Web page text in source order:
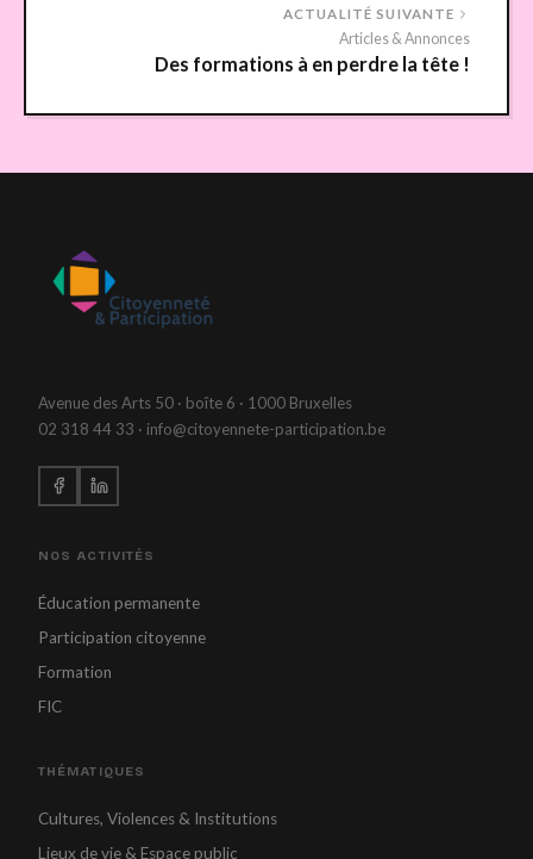
ACTUALITÉ SUIVANTE
Articles & Annonces
Des formations à en perdre la tête !
Avenue des Arts 50 · boîte 6 · 1000 Bruxelles
02 318 44 33 · info@citoyennete-participation.be
NOS ACTIVITÉS
Éducation permanente
Participation citoyenne
Formation
FIC
THÉMATIQUES
Cultures, Violences & Institutions
Lieux de vie & Espace public